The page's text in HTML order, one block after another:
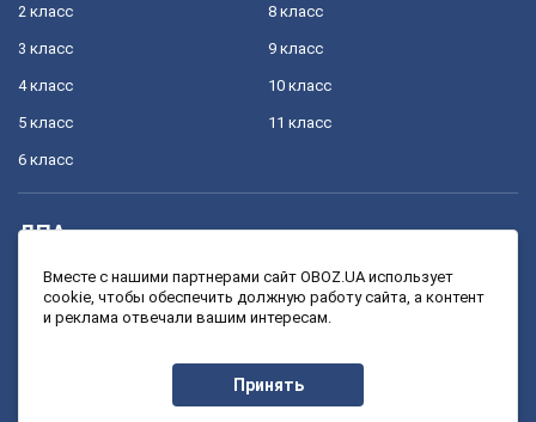
2 класс
3 класс
4 класс
5 класс
6 класс
8 класс
9 класс
10 класс
11 класс
ДПА
4 класс
9 класс
11 класс
Вместе с нашими партнерами сайт OBOZ.UA использует
cookie, чтобы обеспечить должную работу сайта, а контент
и реклама отвечали вашим интересам.
Принять